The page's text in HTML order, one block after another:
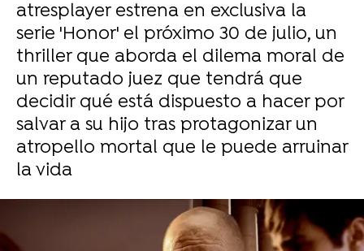
atresplayer estrena en exclusiva la
serie 'Honor' el próximo 30 de julio, un
thriller que aborda el dilema moral de
un reputado juez que tendrá que
decidir qué está dispuesto a hacer por
salvar a su hijo tras protagonizar un
atropello mortal que le puede arruinar
la vida
Ver más imágenes exclusivas de 'Honor'